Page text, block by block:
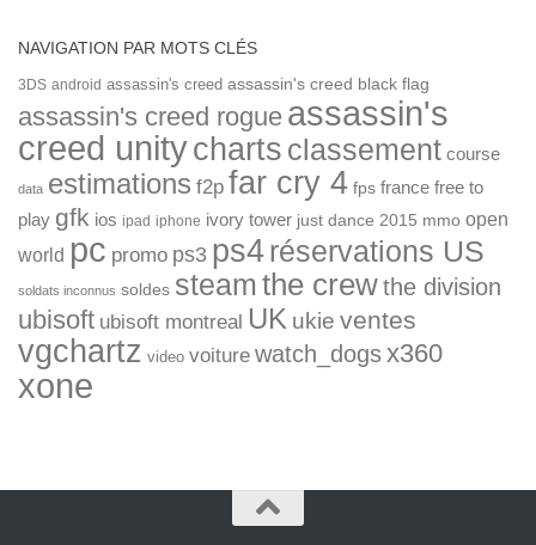
NAVIGATION PAR MOTS CLÉS
3DS android assassin's creed assassin's creed black flag
assassin's creed rogue assassin's
creed unitycharts classement course
data estimations f2p far cry 4 fps france free to
play gfk ios ipad iphone ivory tower just dance 2015 mmo open
world pc promo ps3 ps4réservations US
soldats inconnus soldes steamthe crewthe division
ubisoft ubisoft montreal UK ukie ventes
vgchartz video voiture watch_dogsx360
xone